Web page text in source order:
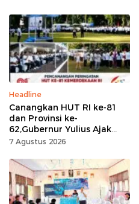
Headline
Canangkan HUT RI ke-81
dan Provinsi ke-
62,Gubernur Yulius Ajak
Seluruh Masyarakat
Kemerdekaan Momentum
Kerja Keras
7 Agustus 2026